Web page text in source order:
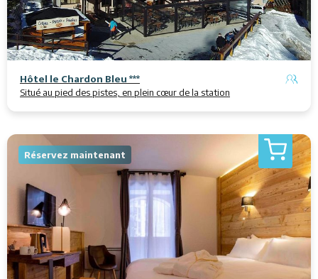
Hôtel le Chardon Bleu ***
Situé au pied des pistes, en plein cœur de la station
Réservez maintenant